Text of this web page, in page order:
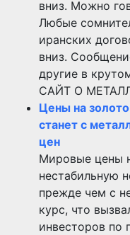
вниз. Можно
Любые
иранских
вниз.
другие в
САЙТ О
Цены на
станет с
цен
Мировые цены
нестабильную
прежде чем с
курс, что
инвесторов по